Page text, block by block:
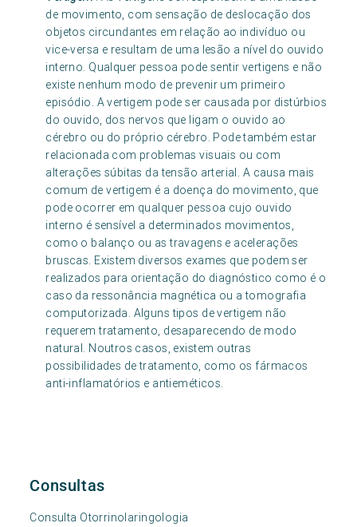
de movimento, com sensação de deslocação dos
objetos circundantes em relação ao indivíduo ou
vice-versa e resultam de uma lesão a nível do ouvido
interno. Qualquer pessoa pode sentir vertigens e não
existe nenhum modo de prevenir um primeiro
episódio. A vertigem pode ser causada por distúrbios
do ouvido, dos nervos que ligam o ouvido ao
cérebro ou do próprio cérebro. Pode também estar
relacionada com problemas visuais ou com
alterações súbitas da tensão arterial. A causa mais
comum de vertigem é a doença do movimento, que
pode ocorrer em qualquer pessoa cujo ouvido
interno é sensível a determinados movimentos,
como o balanço ou as travagens e acelerações
bruscas. Existem diversos exames que podem ser
realizados para orientação do diagnóstico como é o
caso da ressonância magnética ou a tomografia
computorizada. Alguns tipos de vertigem não
requerem tratamento, desaparecendo de modo
natural. Noutros casos, existem outras
possibilidades de tratamento, como os fármacos
anti-inflamatórios e antieméticos.
Consultas
Consulta Otorrinolaringologia